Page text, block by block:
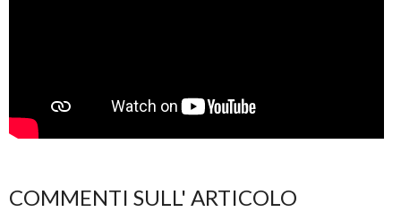
COMMENTI SULL' ARTICOLO